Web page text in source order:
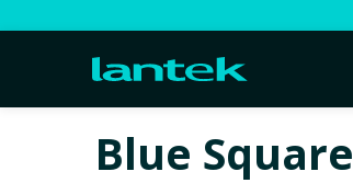
Blue Square